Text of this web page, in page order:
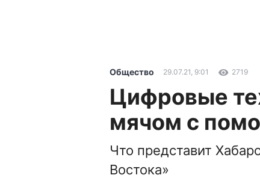
Общество 29.07.21, 9:01 2719
Цифровые
мячом с
Что представит
Востока»